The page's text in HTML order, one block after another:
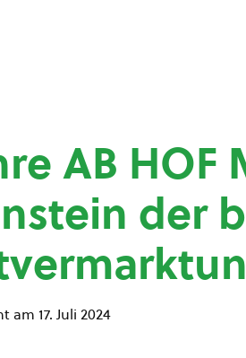
AB HOF
der
am 17. Juli 2024